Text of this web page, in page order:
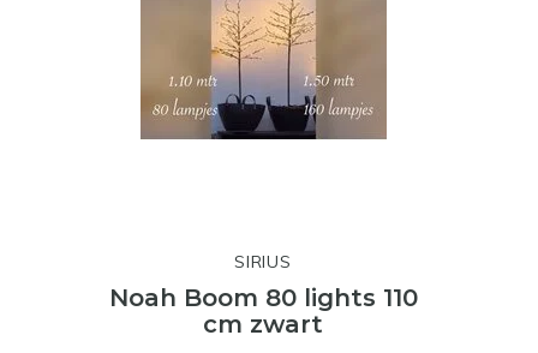
SIRIUS
Noah Boom 80 lights 110
cm zwart